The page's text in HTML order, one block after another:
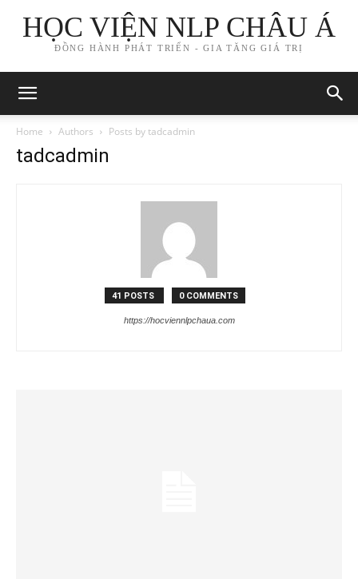
HỌC VIỆN NLP CHÂU Á
ĐỒNG HÀNH PHÁT TRIỂN - GIA TĂNG GIÁ TRỊ
Home Authors Posts by tadcadmin
tadcadmin
41 POSTS 0 COMMENTS
https://hocviennlpchaua.com